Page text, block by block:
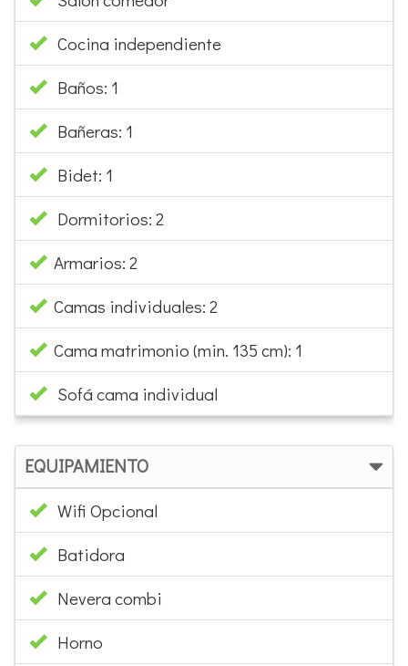
Cocina independiente
Baños: 1
Bañeras: 1
Bidet: 1
Dormitorios: 2
Armarios: 2
Camas individuales: 2
Cama matrimonio (min. 135 cm): 1
Sofá cama individual
EQUIPAMIENTO
Wifi Opcional
Batidora
Nevera combi
Horno